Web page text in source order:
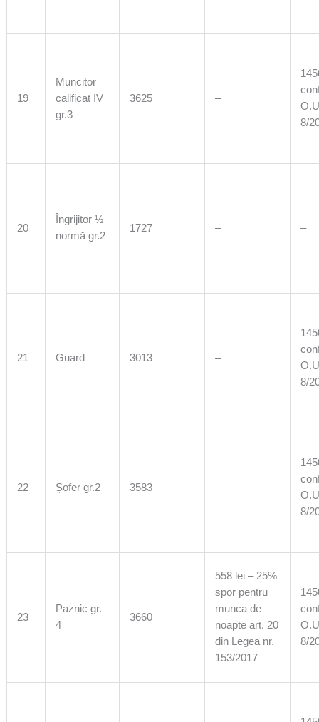
19
Muncitor
calificat IV
gr.3
3625 –
8/
20
Îngrijitor ½
normă gr.2
1727 – –
21 Guard 3013 –
8/
22 Șofer gr.2 3583 –
8/
23
Paznic gr.
4
3660
558 lei – 25%
spor pentru
munca de
noapte art. 20
din Legea nr.
153/2017
8/